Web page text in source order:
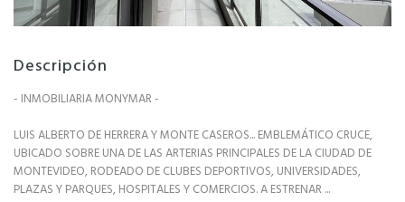
Descripción
- INMOBILIARIA MONYMAR -
LUIS ALBERTO DE HERRERA Y MONTE CASEROS... EMBLEMÁTICO CRUCE,
UBICADO SOBRE UNA DE LAS ARTERIAS PRINCIPALES DE LA CIUDAD DE
MONTEVIDEO, RODEADO DE CLUBES DEPORTIVOS, UNIVERSIDADES,
PLAZAS Y PARQUES, HOSPITALES Y COMERCIOS. A ESTRENAR ...